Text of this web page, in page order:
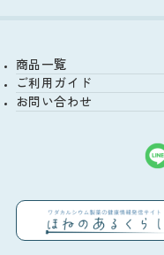
商品一覧
ご利用ガイド
お問い合わせ